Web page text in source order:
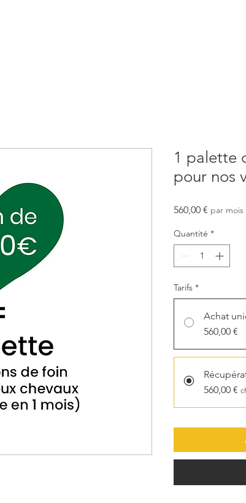
1 palette
pour nos
560,00 € Prix
par mois
Quantité *
Tarifs *
Achat
560,00 €
560,00 €